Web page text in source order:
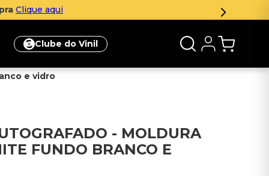
Clique aqui
Clube do Vinil
e vidro
- MOLDURA
FUNDO BRANCO E